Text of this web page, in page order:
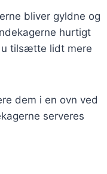
bliver gyldne og
hurtigt
tilsætte lidt mere
dem i en ovn ved
serveres